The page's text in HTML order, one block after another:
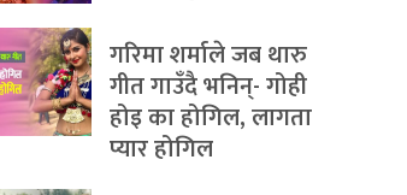
गरिमा शर्माले जब थारु
गीत गाउँदै भनिन्- गोही
होइ का होगिल, लागता
प्यार होगिल